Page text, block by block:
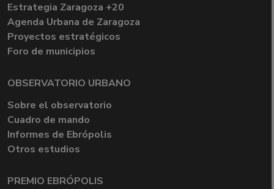
Estrategia Zaragoza +20
Agenda Urbana de Zaragoza
Proyectos estratégicos
Foro de municipios
OBSERVATORIO URBANO
Sobre el observatorio
Cuadro de mando
Informes de Ebrópolis
Otros estudios
PREMIO EBRÓPOLIS